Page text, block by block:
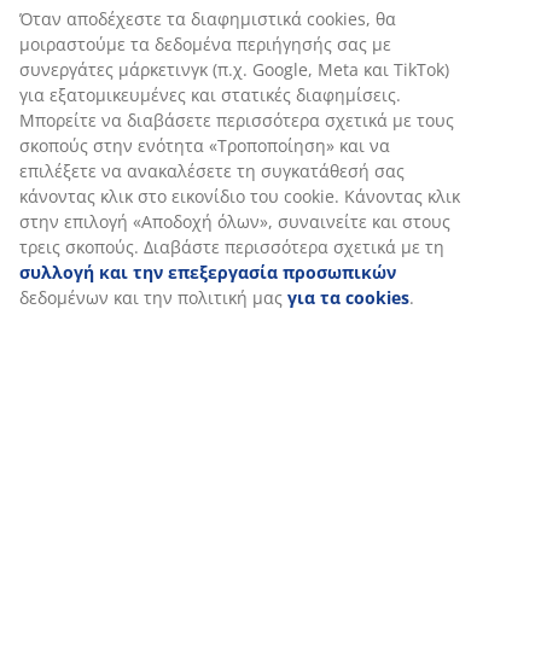
SKU: 6426081
Χαρακτηριστικά προϊόντος
Αξιολογήσεις
(0)
Εξατομικεύουμε την εμπειρία σας
Στη JYSK χρησιμοποιούμε cookies και αναγνωριστικά κινητών
τηλεφώνων για να εξασφαλίσουμε μια καλή εμπειρία κατά την
επίσκεψη στον ιστότοπό μας. Τα cookies συλλέγουν
σχετικά με εσάς για την εξασφάλιση λειτουργικότητας,
στοιχείων και σχετικού μάρκετινγκ υλικού.